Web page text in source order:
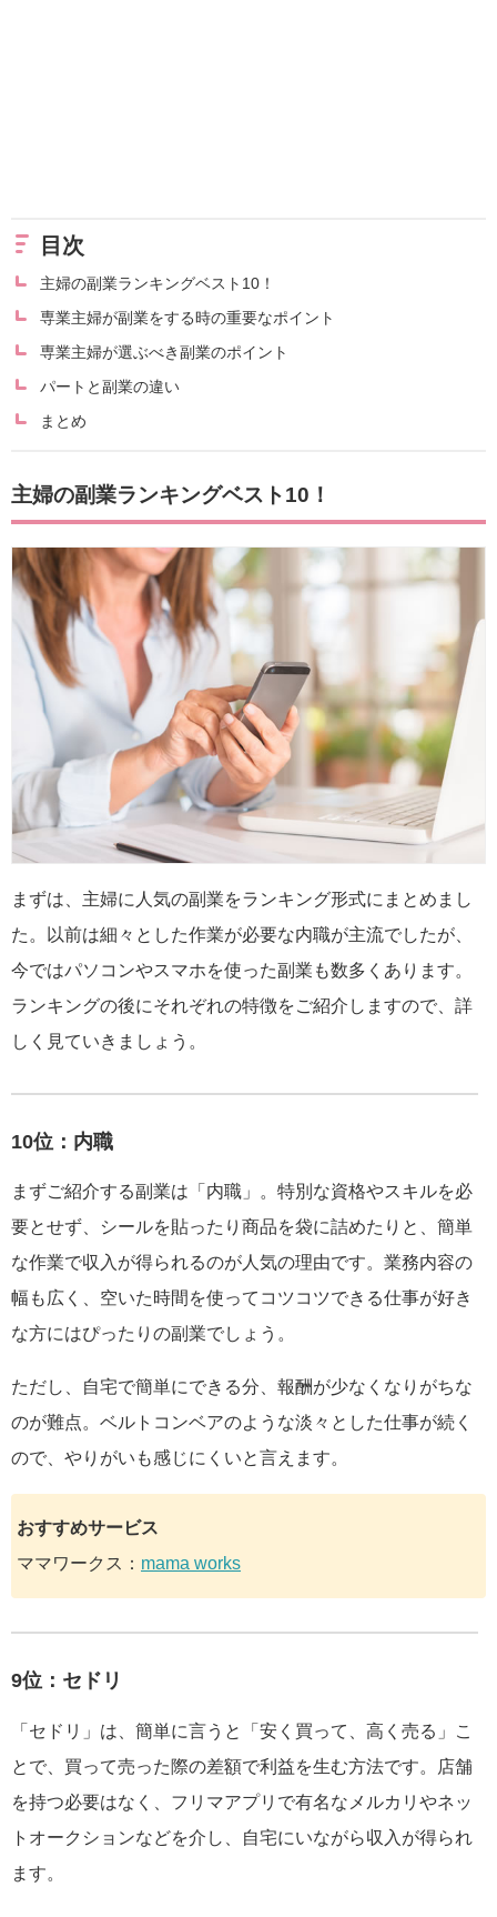
目次
主婦の副業ランキングベスト10！
専業主婦が副業をする時の重要なポイント
専業主婦が選ぶべき副業のポイント
パートと副業の違い
まとめ
主婦の副業ランキングベスト10！
まずは、主婦に人気の副業をランキング形式にまとめまし
た。以前は細々とした作業が必要な内職が主流でしたが、
今ではパソコンやスマホを使った副業も数多くあります。
ランキングの後にそれぞれの特徴をご紹介しますので、詳
しく見ていきましょう。
10位：内職
まずご紹介する副業は「内職」。特別な資格やスキルを必
要とせず、シールを貼ったり商品を袋に詰めたりと、簡単
な作業で収入が得られるのが人気の理由です。業務内容の
幅も広く、空いた時間を使ってコツコツできる仕事が好き
な方にはぴったりの副業でしょう。
ただし、自宅で簡単にできる分、報酬が少なくなりがちな
のが難点。ベルトコンベアのような淡々とした仕事が続く
ので、やりがいも感じにくいと言えます。
おすすめサービス
ママワークス： mama works
9位：セドリ
「セドリ」は、簡単に言うと「安く買って、高く売る」こ
とで、買って売った際の差額で利益を生む方法です。店舗
を持つ必要はなく、フリマアプリで有名なメルカリやネッ
トオークションなどを介し、自宅にいながら収入が得られ
ます。